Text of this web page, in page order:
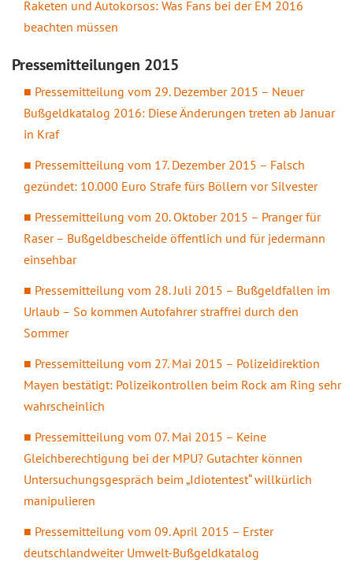
Raketen und Autokorsos: Was Fans bei der EM 2016
beachten müssen
Pressemitteilungen 2015
Pressemitteilung vom 29. Dezember 2015 – Neuer
Bußgeldkatalog 2016: Diese Änderungen treten ab Januar
in Kraf
Pressemitteilung vom 17. Dezember 2015 – Falsch
gezündet: 10.000 Euro Strafe fürs Böllern vor Silvester
Pressemitteilung vom 20. Oktober 2015 – Pranger für
Raser – Bußgeldbescheide öffentlich und für jedermann
einsehbar
Pressemitteilung vom 28. Juli 2015 – Bußgeldfallen im
Urlaub – So kommen Autofahrer straffrei durch den
Sommer
Pressemitteilung vom 27. Mai 2015 – Polizeidirektion
Mayen bestätigt: Polizeikontrollen beim Rock am Ring sehr
wahrscheinlich
Pressemitteilung vom 07. Mai 2015 – Keine
Gleichberechtigung bei der MPU? Gutachter können
Untersuchungsgespräch beim „Idiotentest“ willkürlich
manipulieren
Pressemitteilung vom 09. April 2015 – Erster
deutschlandweiter Umwelt-Bußgeldkatalog